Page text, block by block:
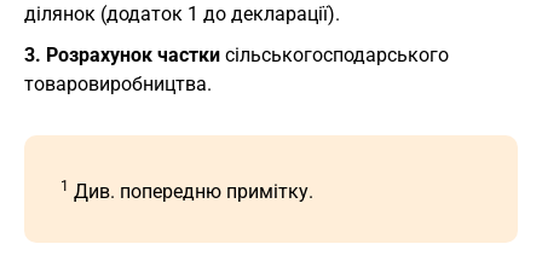
ділянок (додаток 1 до декларації).
3. Розрахунок частки сільськогосподарського
товаровиробництва.
1 Див. попередню примітку.